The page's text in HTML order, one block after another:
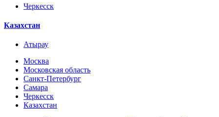
Черкесск
Казахстан
Атырау
Москва
Московская область
Санкт-Петербург
Самара
Черкесск
Казахстан